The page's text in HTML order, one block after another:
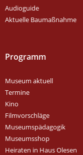
Audioguide
Aktuelle Baumaßnahme
Programm
Museum aktuell
Termine
Kino
Filmvorschläge
Museumspädagogik
Museumsshop
Heiraten in Haus Olesen